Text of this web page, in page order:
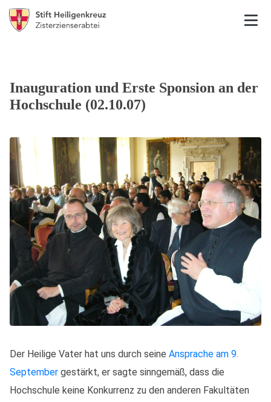
Inauguration und Erste Sponsion an der
Hochschule (02.10.07)
Der Heilige Vater hat uns durch seine Ansprache am 9.
September gestärkt, er sagte sinngemäß, dass die
Hochschule keine Konkurrenz zu den anderen Fakultäten